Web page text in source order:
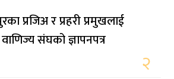
प्रजिअ र प्रहरी प्रमुखलाई
संघको ज्ञापनपत्र
२